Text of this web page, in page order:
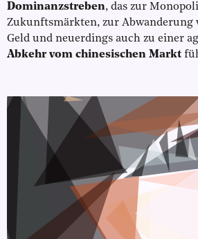
Dominanzstreben, das zur
Zukunftsmärkten, zur Abwanderung
Geld und neuerdings auch zu einer
Abkehr vom chinesischen Markt